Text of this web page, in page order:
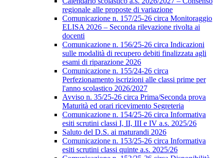
regionale alle proposte di variazione
Comunicazione n. 157/25-26 circa Monitoraggio
ELISA 2026 – Seconda rilevazione rivolta ai
docenti
Comunicazione n. 156/25-26 circa Indicazioni
sulle modalità di recupero debiti finalizzata agli
esami di riparazione 2026
Comunicazione n. 155/24-26 circa
Perfezionamento iscrizioni alle classi prime per
l'anno scolastico 2026/2027
Avviso n. 35/25-26 circa Prima/Seconda prova
Maturità ed orari ricevimento Segreteria
Comunicazione n. 154/25-26 circa Informativa
esiti scrutini classi I, II, III e IV a.s. 2025/26
Saluto del D.S. ai maturandi 2026
Comunicazione n. 153/25-26 circa Informativa
esiti scrutini classi quinte a.s. 2025/26